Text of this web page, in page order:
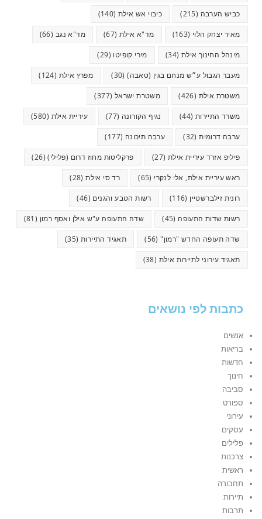
כביש הערבה (215) כיבוי אש אילת (140)
מאיר יצחק הלוי (163) מד"א אילת (67) מד"א נגב (66)
מינהל החינוך אילת (34) מירי קופיטו (29)
מעבר הגבול ע״ש מנחם בגין (טאבה)(30) מפרץ אילת (124)
משטרת אילת (426) משטרת ישראל (377)
משרד התיירות (44) נגיף הקורונה (77) עיריית אילת (580)
ערבה דרומית(32) ערבה תיכונה (177)
פיליפ אזרד עיריית אילת (27) פרקליטות מחוז דרום (פלילי)(26)
ראש עיריית אילת, אלי לנקרי (65) רד סי אילת(28)
רונית זילברשטיין (116) רשות הטבע והגנים (46)
רשות שדות התעופה (45) שדה התעופה ע"ש אילן ואסף רמון (81)
שדה תעופה החדש "רמון"(56) תאגיד התיירות (35)
תאגיד עירוני לתיירות אילת (38)
כתבות לפי נושאים
אנשים
בריאות
חדשות
חינוך
סביבה
ספורט
עירוני
עסקים
פלילים
צרכנות
ראשית
תחבורה
תיירות
תרבות